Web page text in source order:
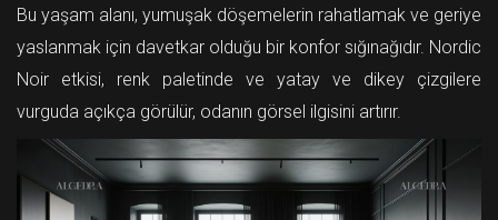
Bu yaşam alanı, yumuşak döşemelerin rahatlamak ve geriye
yaslanmak için davetkar olduğu bir konfor sığınağıdır. Nordic
Noir etkisi, renk paletinde ve yatay ve dikey çizgilere
vurguda açıkça görülür, odanın görsel ilgisini artırır.